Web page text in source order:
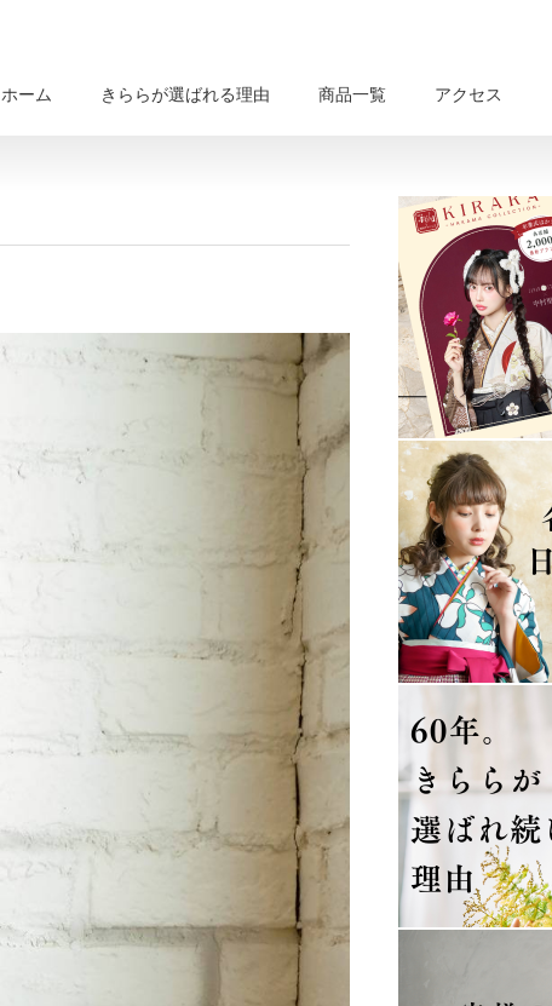
ホーム きららが選ばれる理由 商品一覧 アクセス